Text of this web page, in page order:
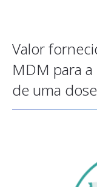
Valor
MDM para
de uma